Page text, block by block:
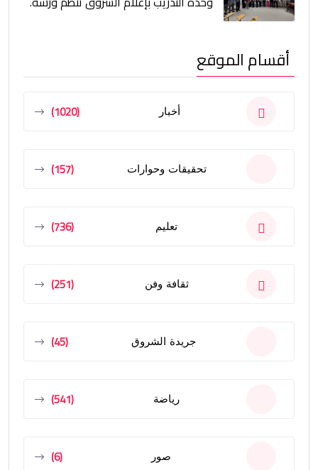
أقسام الموقع
أخبار (1020)
تحقيقات وحوارات (157)
تعليم (736)
ثقافة وفن (251)
جريدة الشروق (45)
رياضة (541)
صور (6)